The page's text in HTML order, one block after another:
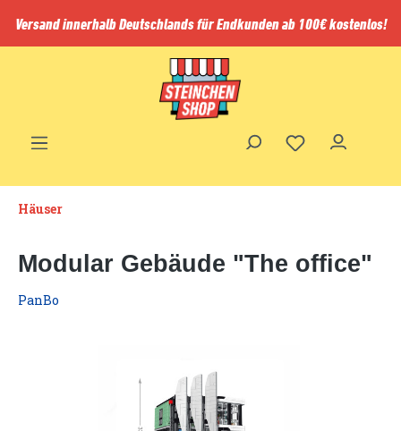
springen
Versand innerhalb Deutschlands für Endkunden ab 100€ kostenlos!
Häuser
Modular Gebäude "The office"
PanBo